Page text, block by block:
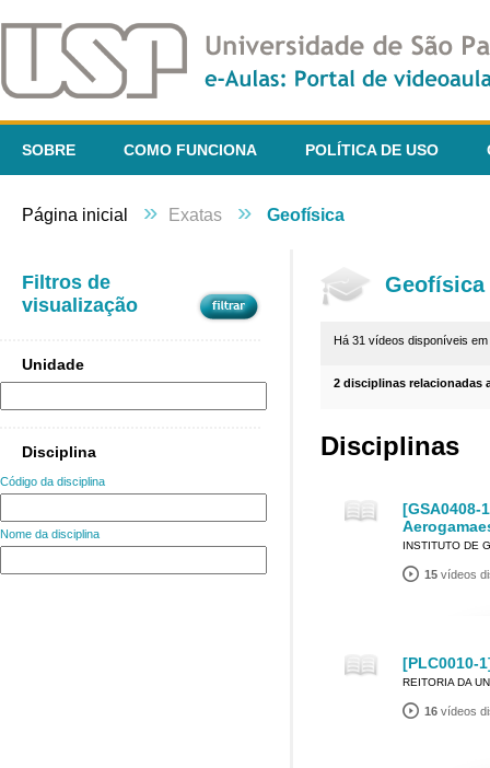
SOBRE COMO FUNCIONA POLÍTICA DE USO
Página inicial » Exatas » Geofísica
Filtros de
visualização
Unidade
Disciplina
Código da disciplina
Nome da disciplina
Geofísica
Há 31 vídeos disponíveis em
2 disciplinas relacionadas
Disciplinas
[GSA0408-
INSTITUTO DE
15 vídeos
[PLC0010-
REITORIA DA
16 vídeos